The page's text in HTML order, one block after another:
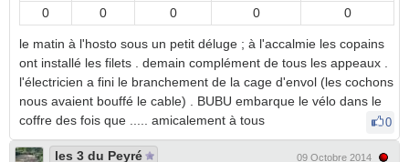
0 0 0 0 0
le matin à l'hosto sous un petit déluge ; à l'accalmie les copains
ont installé les filets . demain complément de tous les appeaux .
l'électricien a fini le branchement de la cage d'envol (les cochons
nous avaient bouffé le cable) . BUBU embarque le vélo dans le
coffre des fois que ..... amicalement à tous
0
les 3 du Peyré
09 Octobre 2014